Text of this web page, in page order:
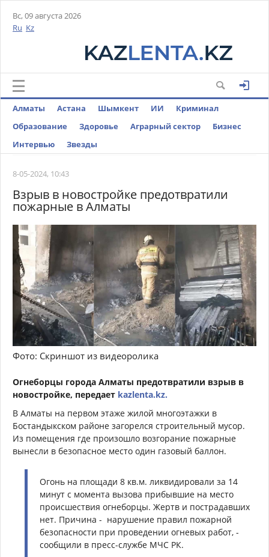
Вс, 09 августа 2026
Ru Kz
Алматы Астана Шымкент ИИ
Криминал
Образование
Здоровье Аграрный сектор
Бизнес
Интервью
Звезды
8-05-2024, 10:43
Взрыв в новостройке предотвратили
пожарные в Алматы
Фото: Скриншот из видеоролика
Огнеборцы города Алматы предотвратили взрыв в
новостройке, передает kazlenta.kz.
В Алматы на первом этаже жилой многоэтажки в
Бостандыкском районе загорелся строительный мусор.
Из помещения где произошло возгорание пожарные
вынесли в безопасное место один газовый баллон.
Огонь на площади 8 кв.м. ликвидировали за 14
минут с момента вызова прибывшие на место
происшествия огнеборцы. Жертв и пострадавших
нет. Причина - нарушение правил пожарной
безопасности при проведении огневых работ, -
сообщили в пресс-службе МЧС РК.